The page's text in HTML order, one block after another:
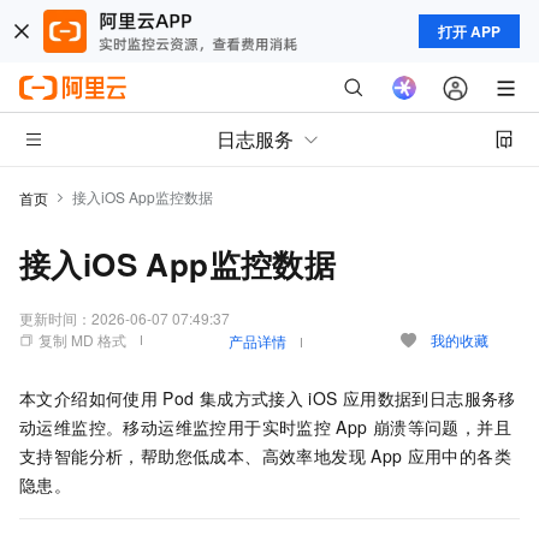
打开 APP
日志服务
首页 接入iOS App监控数据
接入iOS App监控数据
更新时间： 2026-06-07 07:49:37
复制 MD 格式
产品详情 我的收藏
本文介绍如何使用 Pod 集成方式接入 iOS 应用数据到日志服务移
动运维监控。移动运维监控用于实时监控 App 崩溃等问题，并且
支持智能分析，帮助您低成本、高效率地发现 App 应用中的各类
隐患。